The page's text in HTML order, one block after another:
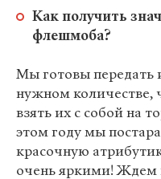
Как получить
флешмоба?
Мы готовы передать
нужном
взять их с собой на
этом году мы
красочную
очень яркими! Ждем